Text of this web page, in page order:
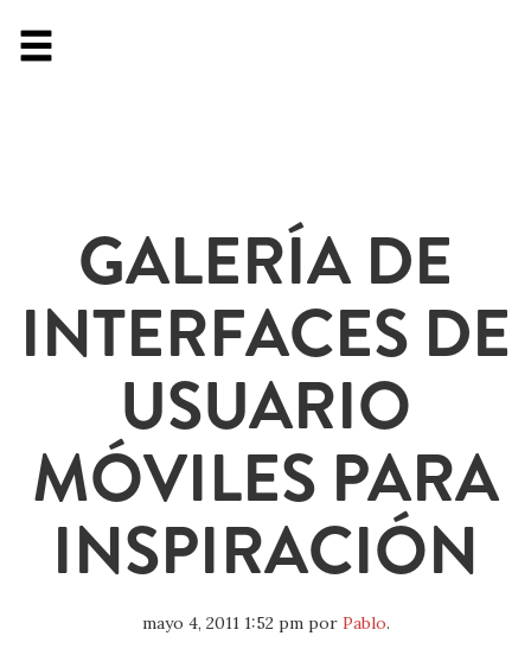
GALERÍA DE
INTERFACES DE
USUARIO
MÓVILES PARA
INSPIRACIÓN
mayo 4, 2011 1:52 pmpor Pablo.